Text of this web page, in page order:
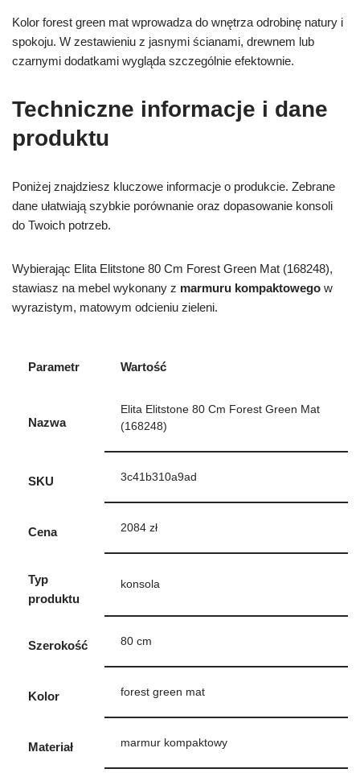
Kolor forest green mat wprowadza do wnętrza odrobinę natury i
spokoju. W zestawieniu z jasnymi ścianami, drewnem lub
czarnymi dodatkami wygląda szczególnie efektownie.
Techniczne informacje i dane
produktu
Poniżej znajdziesz kluczowe informacje o produkcie. Zebrane
dane ułatwiają szybkie porównanie oraz dopasowanie konsoli
do Twoich potrzeb.
Wybierając Elita Elitstone 80 Cm Forest Green Mat (168248),
stawiasz na mebel wykonany z marmuru kompaktowego w
wyrazistym, matowym odcieniu zieleni.
Parametr Wartość
Nazwa
Elita Elitstone 80 Cm Forest Green Mat
(168248)
SKU 3c41b310a9ad
Cena 2084 zł
Typ
produktu
konsola
Szerokość 80 cm
Kolor forest green mat
Materiał marmur kompaktowy